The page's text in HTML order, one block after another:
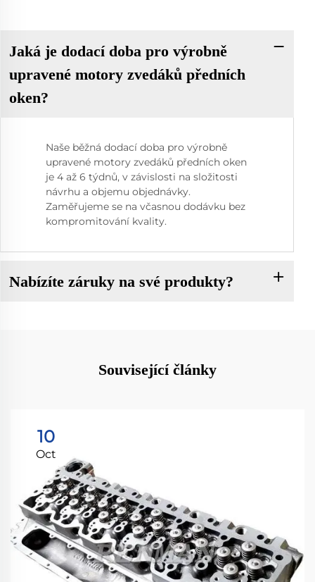
Jaká je dodací doba pro výrobně
upravené motory zvedáků předních
oken?
Naše běžná dodací doba pro výrobně
upravené motory zvedáků předních oken
je 4 až 6 týdnů, v závislosti na složitosti
návrhu a objemu objednávky.
Zaměřujeme se na včasnou dodávku bez
kompromitování kvality.
Nabízíte záruky na své produkty?
Související články
10
Oct